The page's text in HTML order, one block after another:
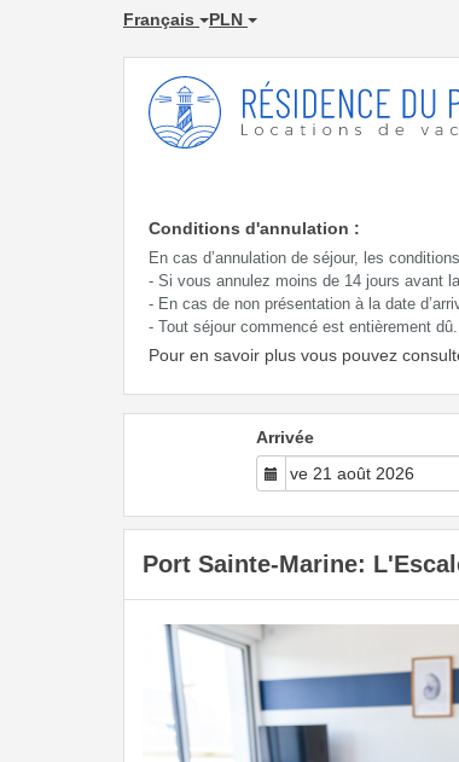
Français PLN
Conditions d'annulation :
En cas d’annulation de séjour, les
- Si vous annulez moins de 14 jours avant
- En cas de non présentation à la date
- Tout séjour commencé est entièrement dû.
Pour en savoir plus vous pouvez
Arrivée
Port Sainte-Marine:
Previous